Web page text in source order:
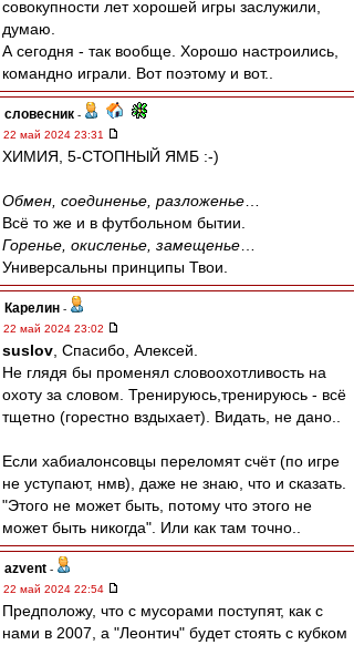
совокупности лет хорошей игры заслужили,
думаю.
А сегодня - так вообще. Хорошо настроились,
командно играли. Вот поэтому и вот..
словесник -
22 май 2024 23:31
ХИМИЯ, 5-СТОПНЫЙ ЯМБ :-)
Обмен, соединенье, разложенье
Всё то же и в футбольном бытии.
Горенье, окисленье, замещенье
Универсальны принципы Твои.
Карелин -
22 май 2024 23:02
suslov , Спасибо, Алексей.
Не глядя бы променял словоохотливость на
охоту за словом. Тренируюсь,тренируюсь - всё
тщетно (горестно вздыхает). Видать, не дано..
Если хабиалонсовцы переломят счёт (по игре
не уступают, нмв), даже не знаю, что и сказать.
"Этого не может быть, потому что этого не
может быть никогда". Или как там точно..
azvent -
22 май 2024 22:54
Предположу, что с мусорами поступят, как с
нами в 2007, а "Леонтич" будет стоять с кубком